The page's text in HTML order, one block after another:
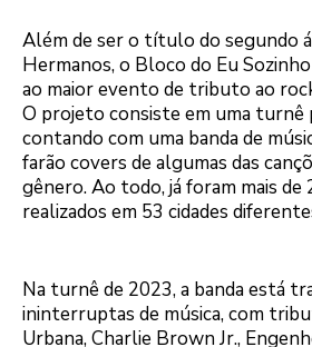
Além de ser o título do segundo
Hermanos, o Bloco do Eu
ao maior evento de tributo ao
O projeto consiste em uma
contando com uma banda de
farão covers de algumas das
gênero. Ao todo, já foram mais de
realizados em 53 cidades
Na turnê de 2023, a banda está
ininterruptas de música, com
Urbana, Charlie Brown Jr.,